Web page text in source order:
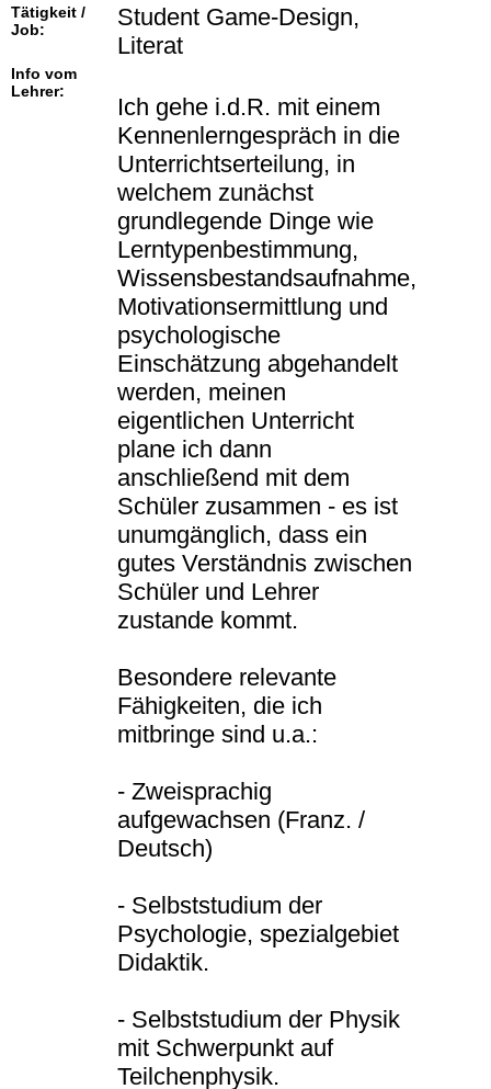
Tätigkeit /
Job:
Student Game-Design,
Literat
Info vom
Lehrer:
Ich gehe i.d.R. mit einem
Kennenlerngespräch in die
Unterrichtserteilung, in
welchem zunächst
grundlegende Dinge wie
Lerntypenbestimmung,
Wissensbestandsaufnahme,
Motivationsermittlung und
psychologische
Einschätzung abgehandelt
werden, meinen
eigentlichen Unterricht
plane ich dann
anschließend mit dem
Schüler zusammen - es ist
unumgänglich, dass ein
gutes Verständnis zwischen
Schüler und Lehrer
zustande kommt.
Besondere relevante
Fähigkeiten, die ich
mitbringe sind u.a.:
- Zweisprachig
aufgewachsen (Franz. /
Deutsch)
- Selbststudium der
Psychologie, spezialgebiet
Didaktik.
- Selbststudium der Physik
mit Schwerpunkt auf
Teilchenphysik.